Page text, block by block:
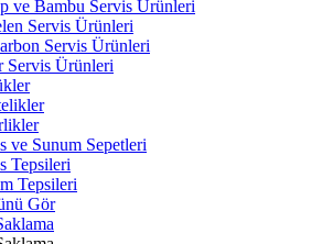
ve Bambu Servis Ürünleri
Servis Ürünleri
Servis Ürünleri
Servis Ürünleri
ve Sunum Sepetleri
Tepsileri
Tepsileri
Gör